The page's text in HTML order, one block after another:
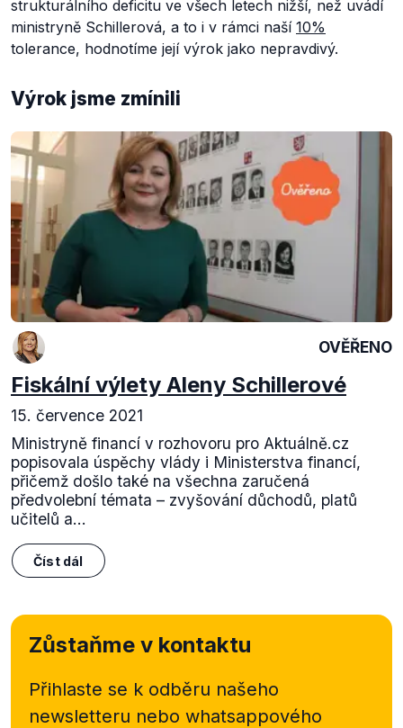
strukturálního deficitu ve všech letech nižší, než uvádí
ministryně Schillerová, a to i v rámci naší 10%
tolerance, hodnotíme její výrok jako nepravdivý.
Výrok jsme zmínili
OVĚŘENO
Fiskální výlety Aleny Schillerové
15. července 2021
Ministryně financí v rozhovoru pro Aktuálně.cz
popisovala úspěchy vlády i Ministerstva financí,
přičemž došlo také na všechna zaručená
předvolební témata – zvyšování důchodů, platů
učitelů a...
Číst dál
Zůstaňme v kontaktu
Přihlaste se k odběru našeho
newsletteru nebo whatsappového